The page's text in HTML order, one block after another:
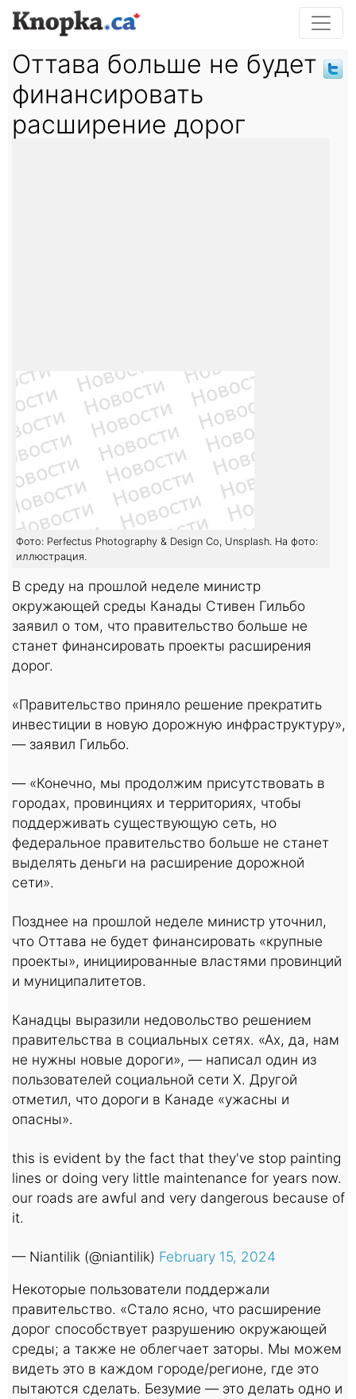
Оттава больше не будет
финансировать
расширение дорог
Фото: Perfectus Photography & Design Co, Unsplash. На фото:
иллюстрация.
В среду на прошлой неделе министр
окружающей среды Канады Стивен Гильбо
заявил о том, что правительство больше не
станет финансировать проекты расширения
дорог.
«Правительство приняло решение прекратить
инвестиции в новую дорожную инфраструктуру»,
— заявил Гильбо.
— «Конечно, мы продолжим присутствовать в
городах, провинциях и территориях, чтобы
поддерживать существующую сеть, но
федеральное правительство больше не станет
выделять деньги на расширение дорожной
сети».
Позднее на прошлой неделе министр уточнил,
что Оттава не будет финансировать «крупные
проекты», инициированные властями провинций
и муниципалитетов.
Канадцы выразили недовольство решением
правительства в социальных сетях. «Ах, да, нам
не нужны новые дороги», — написал один из
пользователей социальной сети X. Другой
отметил, что дороги в Канаде «ужасны и
опасны».
this is evident by the fact that they've stop painting
lines or doing very little maintenance for years now.
our roads are awful and very dangerous because of
it.
— Niantilik (@niantilik) February 15, 2024
Некоторые пользователи поддержали
правительство. «Стало ясно, что расширение
дорог способствует разрушению окружающей
среды; а также не облегчает заторы. Мы можем
видеть это в каждом городе/регионе, где это
пытаются сделать. Безумие — это делать одно и